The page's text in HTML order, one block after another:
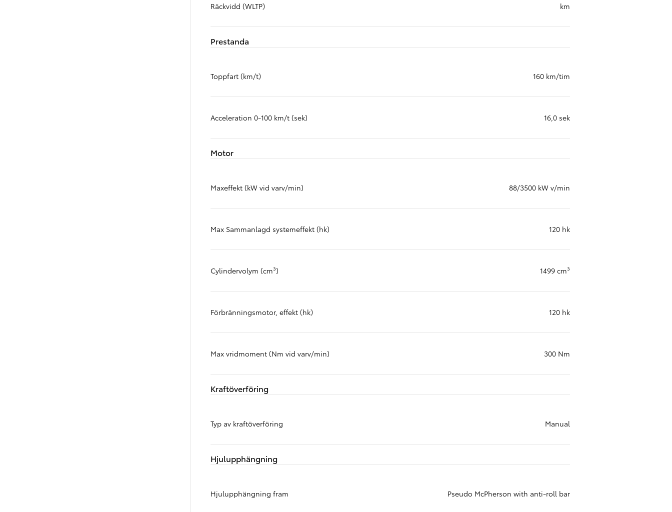
Räckvidd (WLTP) km
Prestanda
Toppfart (km/t) 160 km/tim
Acceleration 0-100 km/t (sek) 16,0 sek
Motor
Maxeffekt (kW vid varv/min) 88/3500 kW v/min
Max Sammanlagd systemeffekt (hk) 120 hk
Cylindervolym (cm³) 1499 cm³
Förbränningsmotor, effekt (hk) 120 hk
Max vridmoment (Nm vid varv/min) 300 Nm
Kraftöverföring
Typ av kraftöverföring Manual
Hjulupphängning
Hjulupphängning fram Pseudo McPherson with anti-roll bar